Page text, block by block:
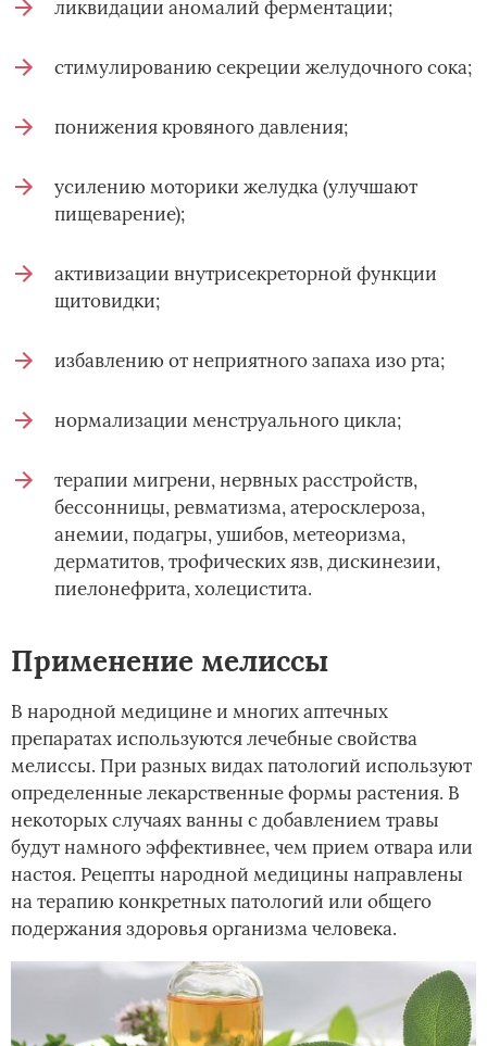
ликвидации аномалий ферментации;
стимулированию секреции желудочного сока;
понижения кровяного давления;
усилению моторики желудка (улучшают
пищеварение);
активизации внутрисекреторной функции
щитовидки;
избавлению от неприятного запаха изо рта;
нормализации менструального цикла;
терапии мигрени, нервных расстройств,
бессонницы, ревматизма, атеросклероза,
анемии, подагры, ушибов, метеоризма,
дерматитов, трофических язв, дискинезии,
пиелонефрита, холецистита.
Применение мелиссы
В народной медицине и многих аптечных
препаратах используются лечебные свойства
мелиссы. При разных видах патологий используют
определенные лекарственные формы растения. В
некоторых случаях ванны с добавлением травы
будут намного эффективнее, чем прием отвара или
настоя. Рецепты народной медицины направлены
на терапию конкретных патологий или общего
подержания здоровья организма человека.